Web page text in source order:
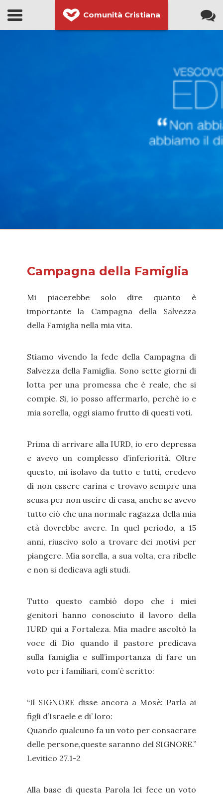
Comunità Cristiana
Campagna della Famiglia
Mi piacerebbe solo dire quanto è
importante la Campagna della Salvezza
della Famiglia nella mia vita.
Stiamo vivendo la fede della Campagna di
Salvezza della Famiglia. Sono sette giorni di
lotta per una promessa che è reale, che si
compie. Si, io posso affermarlo, perchè io e
mia sorella, oggi siamo frutto di questi voti.
Prima di arrivare alla IURD, io ero depressa
e avevo un complesso d’inferiorità. Oltre
questo, mi isolavo da tutto e tutti, credevo
di non essere carina e trovavo sempre una
scusa per non uscire di casa, anche se avevo
tutto ciò che una normale ragazza della mia
età dovrebbe avere. In quel periodo, a 15
anni, riuscivo solo a trovare dei motivi per
piangere. Mia sorella, a sua volta, era ribelle
e non si dedicava agli studi.
Tutto questo cambiò dopo che i miei
genitori hanno conosciuto il lavoro della
IURD qui a Fortaleza. Mia madre ascoltò la
voce di Dio quando il pastore predicava
sulla famiglia e sull’importanza di fare un
voto per i familiari, com’è scritto:
“Il SIGNORE disse ancora a Mosè: Parla ai
figli d’Israele e di’ loro:
Quando qualcuno fa un voto per consacrare
delle persone,queste saranno del SIGNORE.”
Levitico 27.1-2
Alla base di questa Parola lei fece un voto